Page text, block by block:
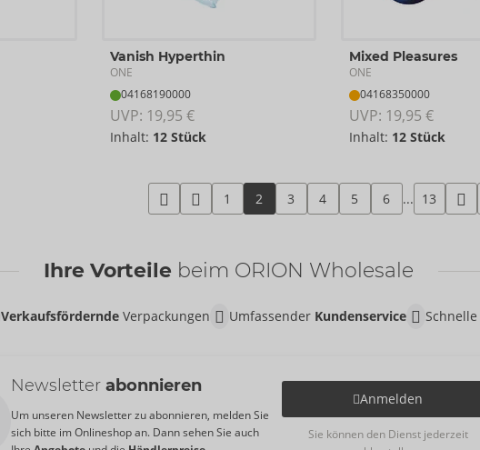
Vanish Hyperthin
ONE
04168190000
UVP: 19,95 €
Inhalt: 12 Stück
Mixed Pleasures
ONE
04168350000
UVP: 19,95 €
Inhalt: 12 Stück
1 2 3 4 5 6 ... 13
Ihre Vorteile beim ORION Wholesale
VerkaufsförderndeVerpackungen Umfassender Kundenservice Schnelle
Newsletter abonnieren
Um unseren Newsletter zu abonnieren, melden Sie
sich bitte im Onlineshop an. Dann sehen Sie auch
Anmelden
Sie können den Dienst jederzeit